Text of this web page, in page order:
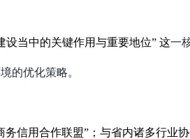
设当中的关键作用与重要地位” 这一
的优化策略。
信用合作联盟”；与省内诸多行业